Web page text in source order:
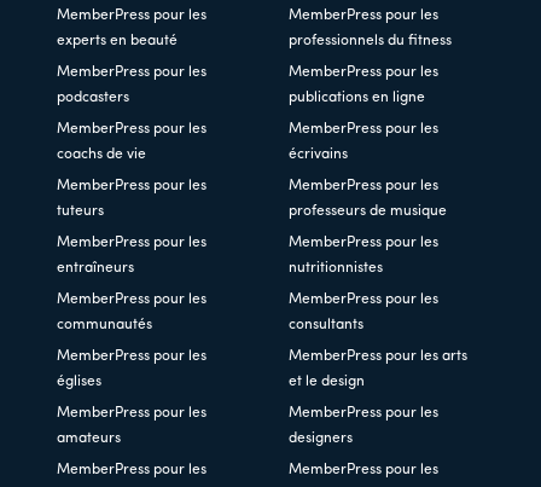
MemberPress pour les
experts en beauté
MemberPress pour les
professionnels du fitness
MemberPress pour les
podcasters
MemberPress pour les
publications en ligne
MemberPress pour les
coachs de vie
MemberPress pour les
écrivains
MemberPress pour les
tuteurs
MemberPress pour les
professeurs de musique
MemberPress pour les
entraîneurs
MemberPress pour les
nutritionnistes
MemberPress pour les
communautés
MemberPress pour les
consultants
MemberPress pour les
églises
MemberPress pour les arts
et le design
MemberPress pour les
amateurs
MemberPress pour les
designers
MemberPress pour les
MemberPress pour les